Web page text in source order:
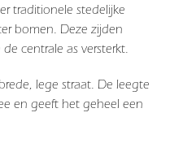
traditionele stedelijke
bomen. Deze zijden
centrale as versterkt.
lege straat. De leegte
en geeft het geheel een